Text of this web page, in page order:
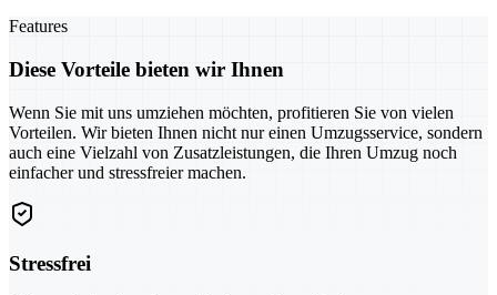
Features
Diese Vorteile bieten wir Ihnen
Wenn Sie mit uns umziehen möchten, profitieren Sie von vielen
Vorteilen. Wir bieten Ihnen nicht nur einen Umzugsservice, sondern
auch eine Vielzahl von Zusatzleistungen, die Ihren Umzug noch
einfacher und stressfreier machen.
Stressfrei